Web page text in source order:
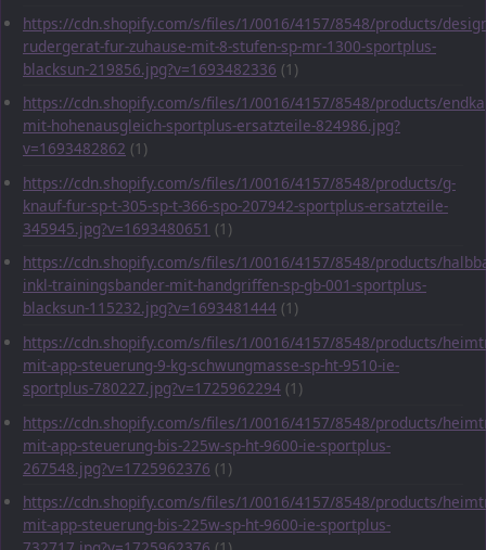
https://cdn.shopify.com/s/files/1/0016/4157/8548/products/
rudergerat-fur-zuhause-mit-8-stufen-sp-mr-1300-sportplus-
blacksun-219856.jpg?v=1693482336 (1)
https://cdn.shopify.com/s/files/1/0016/4157/8548/products/
mit-hohenausgleich-sportplus-ersatzteile-824986.jpg?
v=1693482862 (1)
https://cdn.shopify.com/s/files/1/0016/4157/8548/products/g-
knauf-fur-sp-t-305-sp-t-366-spo-207942-sportplus-ersatzteile-
345945.jpg?v=1693480651 (1)
https://cdn.shopify.com/s/files/1/0016/4157/8548/products/
inkl-trainingsbander-mit-handgriffen-sp-gb-001-sportplus-
blacksun-115232.jpg?v=1693481444 (1)
https://cdn.shopify.com/s/files/1/0016/4157/8548/products/
mit-app-steuerung-9-kg-schwungmasse-sp-ht-9510-ie-
sportplus-780227.jpg?v=1725962294 (1)
https://cdn.shopify.com/s/files/1/0016/4157/8548/products/
mit-app-steuerung-bis-225w-sp-ht-9600-ie-sportplus-
267548.jpg?v=1725962376 (1)
https://cdn.shopify.com/s/files/1/0016/4157/8548/products/
mit-app-steuerung-bis-225w-sp-ht-9600-ie-sportplus-